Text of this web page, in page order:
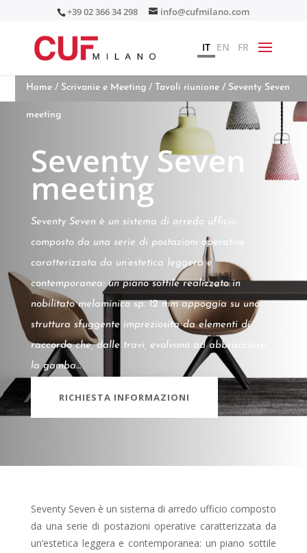
+39 02 366 34 298 info@cufmilano.com
IT EN FR
Home / Scrivanie e Meeting / Tavoli riunione / Seventy Seven
meeting
Seventy Seven
meeting
Seventy Seven è un sistema di arredo ufficio
composto da una serie di postazioni operative
caratterizzata da un’estetica leggera e
contemporanea: un piano sottile realizzato in
nobilitato melaminico sp. 12 mm appoggia su una
struttura sfuggente impreziosita da elementi di
raccordo che, dalle travi, evolvono ad abbracciare
la gamba…
RICHIESTA INFORMAZIONI
Seventy Seven è un sistema di arredo ufficio composto
da una serie di postazioni operative caratterizzata da
un’estetica leggera e contemporanea: un piano sottile